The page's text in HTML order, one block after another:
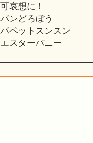
可哀想に！
パンどろぼう
パペットスンスン
エスターバニー